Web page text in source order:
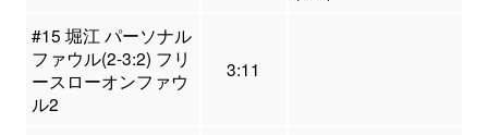
#15 堀江 パーソナル
ファウル(2-3:2) フリ
ースローオンファウ
ル2
3:11